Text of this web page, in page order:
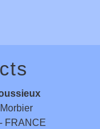
FRANCE